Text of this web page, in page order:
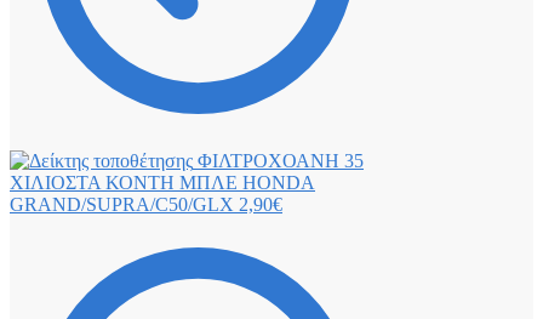
ΦΙΛΤΡΟΧΟΑΝΗ 35
ΧΙΛΙΟΣΤΑ ΚΟΝΤΗ ΜΠΛΕ HONDA
GRAND/SUPRA/C50/GLX 2,90€